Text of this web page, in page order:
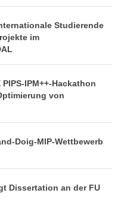
Studierende
im
IPM++-Hackathon
von
Doig-MIP-Wettbewerb
Dissertation an der FU